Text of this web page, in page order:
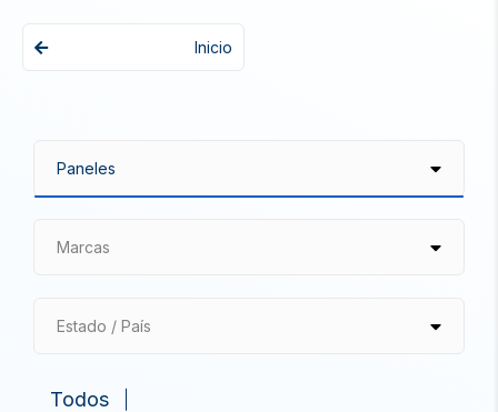
Inicio
Marcas
Estado / País
Todos